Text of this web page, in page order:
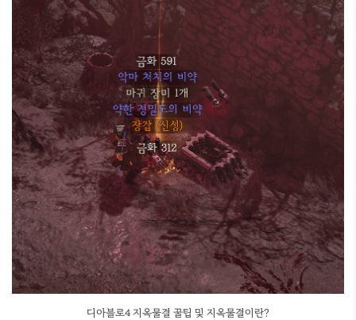
디아블로4 지옥물결 꿀팁 및 지옥물결이란?